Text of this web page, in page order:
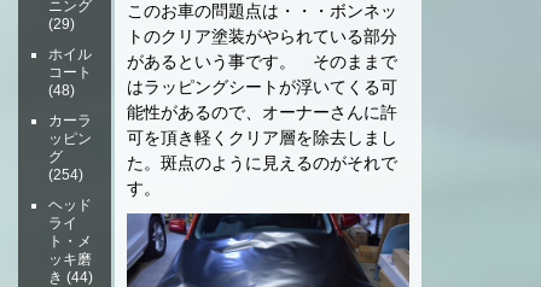
このお車の問題点は・・・ボンネッ
トのクリア塗装がやられている部分
があるという事です。 そのままで
はラッピングシートが浮いてくる可
能性があるので、オーナーさんに許
可を頂き軽くクリア層を除去しまし
た。斑点のように見えるのがそれで
す。
ニング
(29)
ホイル
コート
(48)
カーラ
ッピン
グ
(254)
ヘッド
ライ
ト・メ
ッキ磨
き (44)